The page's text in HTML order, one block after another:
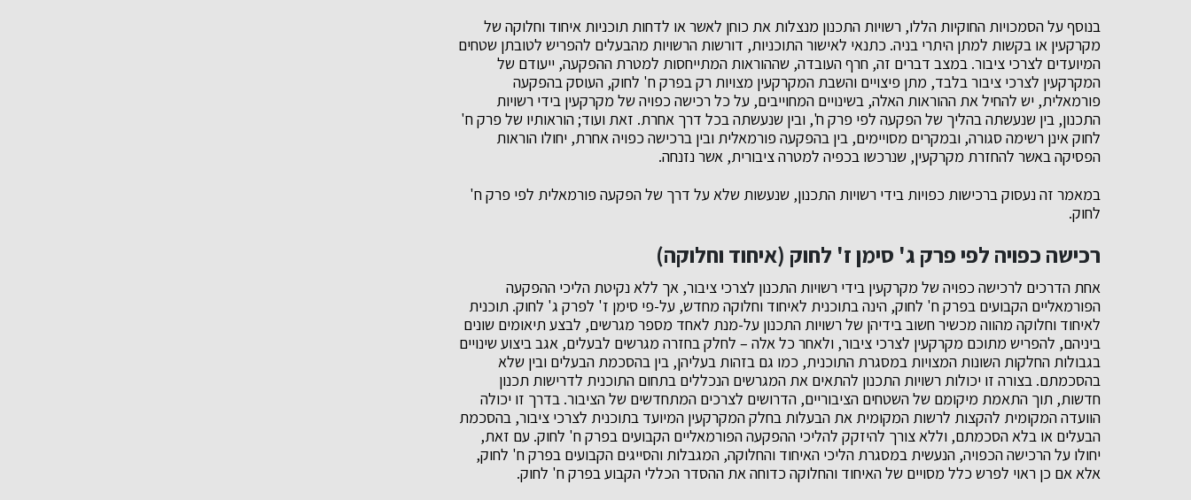
בנוסף על הסמכויות החוקיות הללו, רשויות התכנון מנצלות את כוחן לאשר או לדחות תוכניות איחוד וחלוקה של
מקרקעין או בקשות למתן היתרי בניה. כתנאי לאישור התוכניות, דורשות הרשויות מהבעלים להפריש לטובתן שטחים
המיועדים לצרכי ציבור. במצב דברים זה, חרף העובדה, שההוראות המתייחסות למטרת ההפקעה, ייעודם של
המקרקעין לצרכי ציבור בלבד, מתן פיצויים והשבת המקרקעין מצויות רק בפרק ח' לחוק, העוסק בהפקעה
פורמאלית, יש להחיל את ההוראות האלה, בשינויים המחוייבים, על כל רכישה כפויה של מקרקעין בידי רשויות
התכנון, בין שנעשתה בהליך של הפקעה לפי פרק ח', ובין שנעשתה בכל דרך אחרת. זאת ועוד; הוראותיו של פרק ח'
לחוק אינן רשימה סגורה, ובמקרים מסויימים, בין בהפקעה פורמאלית ובין ברכישה כפויה אחרת, יחולו הוראות
הפסיקה באשר להחזרת מקרקעין, שנרכשו בכפיה למטרה ציבורית, אשר נזנחה.
במאמר זה נעסוק ברכישות כפויות בידי רשויות התכנון, שנעשות שלא על דרך של הפקעה פורמאלית לפי פרק ח'
לחוק.
רכישה כפויה לפי פרק ג' סימן ז' לחוק (איחוד וחלוקה)
אחת הדרכים לרכישה כפויה של מקרקעין בידי רשויות התכנון לצרכי ציבור, אך ללא נקיטת הליכי ההפקעה
הפורמאליים הקבועים בפרק ח' לחוק, הינה בתוכנית לאיחוד וחלוקה מחדש, על-פי סימן ז' לפרק ג' לחוק. תוכנית
לאיחוד וחלוקה מהווה מכשיר חשוב בידיהן של רשויות התכנון על-מנת לאחד מספר מגרשים, לבצע תיאומים שונים
ביניהם, להפריש מתוכם מקרקעין לצרכי ציבור, ולאחר כל אלה – לחלק בחזרה מגרשים לבעלים, אגב ביצוע שינויים
בגבולות החלקות השונות המצויות במסגרת התוכנית, כמו גם בזהות בעליהן, בין בהסכמת הבעלים ובין שלא
בהסכמתם. בצורה זו יכולות רשויות התכנון להתאים את המגרשים הנכללים בתחום התוכנית לדרישות תכנון
חדשות, תוך התאמת מיקומם של השטחים הציבוריים, הדרושים לצרכים המתחדשים של הציבור. בדרך זו יכולה
הוועדה המקומית להקצות לרשות המקומית את הבעלות בחלק המקרקעין המיועד בתוכנית לצרכי ציבור, בהסכמת
הבעלים או בלא הסכמתם, וללא צורך להיזקק להליכי ההפקעה הפורמאליים הקבועים בפרק ח' לחוק. עם זאת,
יחולו על הרכישה הכפויה, הנעשית במסגרת הליכי האיחוד והחלוקה, המגבלות והסייגים הקבועים בפרק ח' לחוק,
אלא אם כן ראוי לפרש כלל מסויים של האיחוד והחלוקה כדוחה את ההסדר הכללי הקבוע בפרק ח' לחוק.